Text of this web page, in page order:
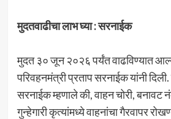
मुदतवाढीचा लाभ घ्या : सरनाईक
मुदत ३० जून २०२६ पर्यंत वाढविण्यात
परिवहनमंत्री प्रताप सरनाईक यांनी
सरनाईक म्हणाले की, वाहन चोरी,
गुन्हेगारी कृत्यांमध्ये वाहनांचा गैरवापर